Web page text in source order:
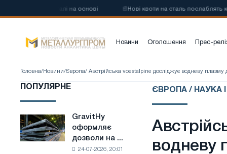
сталі на основі Нові квоти на сталь послаблять
Новини Оголошення Прес-
Головна/ Новини/Європа/ Австрійська voestalpine досліджує водневу плазму
ПОПУЛЯРНЕ
GravitHy
оформляє
дозволи
GravitHy
оформляє
дозволи на ...
24-07-2026, 20:01
ЄВРОПА / НАУКА І
водневу